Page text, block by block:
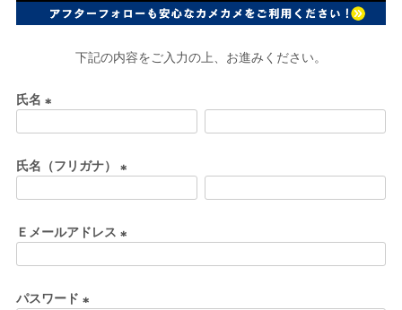
下記の内容をご入力の上、お進みください。
氏名
須
氏名（フリガナ）
須
Ｅメールアドレス
パスワード